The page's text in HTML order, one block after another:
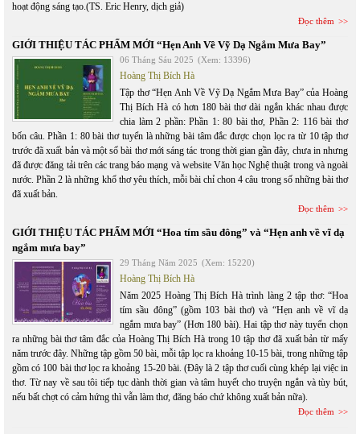
hoạt động sáng tạo.(TS. Eric Henry, dịch giả)
Đọc thêm
GIỚI THIỆU TÁC PHẨM MỚI “Hẹn Anh Về Vỹ Dạ Ngắm Mưa Bay”
06 Tháng Sáu 2025 (Xem: 13396)
Hoàng Thị Bích Hà
Tập thơ “Hẹn Anh Về Vỹ Dạ Ngắm Mưa Bay” của Hoàng
Thị Bích Hà có hơn 180 bài thơ dài ngắn khác nhau được
chia làm 2 phần: Phần 1: 80 bài thơ, Phần 2: 116 bài thơ
bốn câu. Phần 1: 80 bài thơ tuyển là những bài tâm đắc được chọn lọc ra từ 10 tập thơ
trước đã xuất bản và một số bài thơ mới sáng tác trong thời gian gần đây, chưa in nhưng
đã được đăng tải trên các trang báo mạng và website Văn học Nghệ thuật trong và ngoài
nước. Phần 2 là những khổ thơ yêu thích, mỗi bài chỉ chon 4 câu trong số những bài thơ
đã xuất bản.
Đọc thêm
GIỚI THIỆU TÁC PHẨM MỚI “Hoa tím sầu đông” và “Hẹn anh về vĩ dạ
ngắm mưa bay”
29 Tháng Năm 2025 (Xem: 15220)
Hoàng Thị Bích Hà
Năm 2025 Hoàng Thị Bích Hà trình làng 2 tập thơ: “Hoa
tím sầu đông” (gồm 103 bài thơ) và “Hẹn anh về vĩ dạ
ngắm mưa bay” (Hơn 180 bài). Hai tập thơ này tuyển chọn
ra những bài thơ tâm đắc của Hoàng Thị Bích Hà trong 10 tập thơ đã xuất bản từ mấy
năm trước đây. Những tập gồm 50 bài, mỗi tập lọc ra khoảng 10-15 bài, trong những tập
gồm có 100 bài thơ lọc ra khoảng 15-20 bài. (Đây là 2 tập thơ cuối cùng khép lại việc in
thơ. Từ nay về sau tôi tiếp tục dành thời gian và tâm huyết cho truyện ngắn và tùy bút,
nếu bất chợt có cảm hứng thì vẫn làm thơ, đăng báo chứ không xuất bản nữa).
Đọc thêm